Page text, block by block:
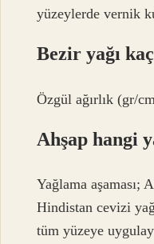
yüzeylerde vernik
Bezir yağı
Özgül ağırlık (gr/
Ahşap hangi
Yağlama aşaması;
Hindistan cevizi
tüm yüzeye